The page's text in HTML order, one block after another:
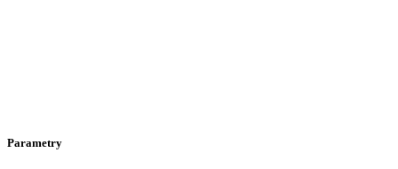
Parametry